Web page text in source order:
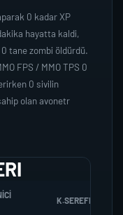
0 kadar XP
hayatta kaldi,
tane zombi öldürdü.
FPS / MMO TPS 0
0 sivilin
olan avonetr
K.SEREFI